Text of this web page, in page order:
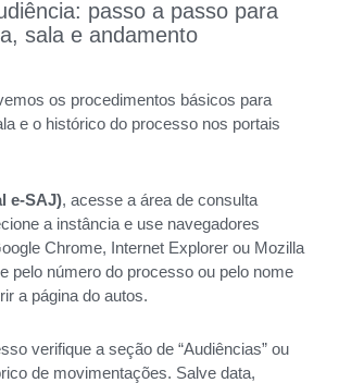
passo a passo para
sala e andamento
os procedimentos básicos para
e o histórico do processo nos portais
e‑SAJ), acesse a área de consulta
a instância e use navegadores
Chrome, Internet Explorer ou Mozilla
pelo número do processo ou pelo nome
a página do autos.
verifique a seção de “Audiências” ou
de movimentações. Salve data,